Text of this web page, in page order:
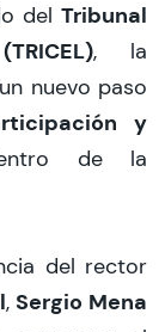
del Tribunal
, la
nuevo paso
y
de la
del rector
,Sergio Mena